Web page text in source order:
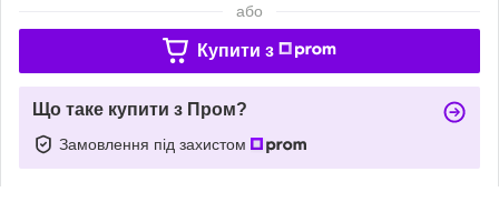
або
Купити з
Що таке купити з Пром?
Замовлення під захистом